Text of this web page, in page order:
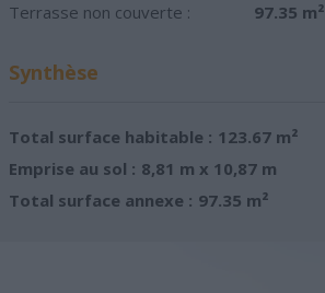
Terrasse non couverte : 97.35 m²
Synthèse
Total surface habitable : 123.67 m²
Emprise au sol : 8,81 m x 10,87 m
Total surface annexe : 97.35 m²